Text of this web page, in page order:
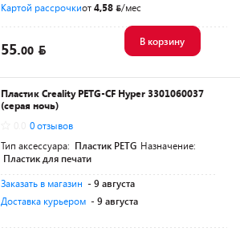
Картой рассрочкиот4,58 /мес
55.00
В корзину
Пластик Creality PETG-CF Hyper 3301060037
(серая ночь)
0 отзывов
Тип аксессуара: Пластик PETG Назначение:
Пластик для печати
Заказать в магазин - 9 августа
Доставка курьером - 9 августа